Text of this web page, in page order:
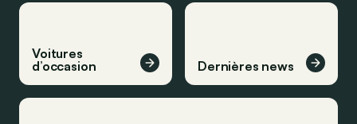
Voitures
d’occasion
Dernières news